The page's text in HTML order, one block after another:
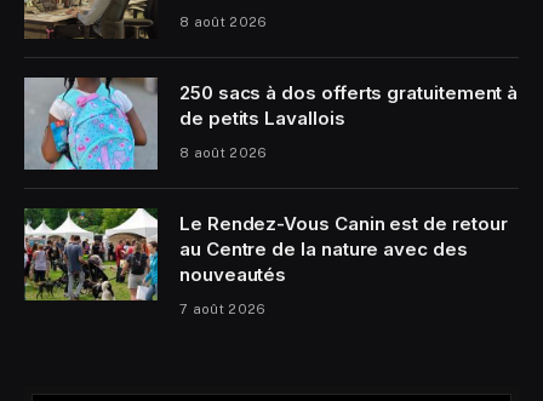
8 août 2026
250 sacs à dos offerts gratuitement à
de petits Lavallois
8 août 2026
Le Rendez-Vous Canin est de retour
au Centre de la nature avec des
nouveautés
7 août 2026